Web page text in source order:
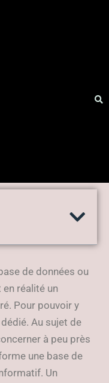
sur une
?
de données ou
réalité un
Pour pouvoir y
Au sujet de
à peu près
une base de
Un